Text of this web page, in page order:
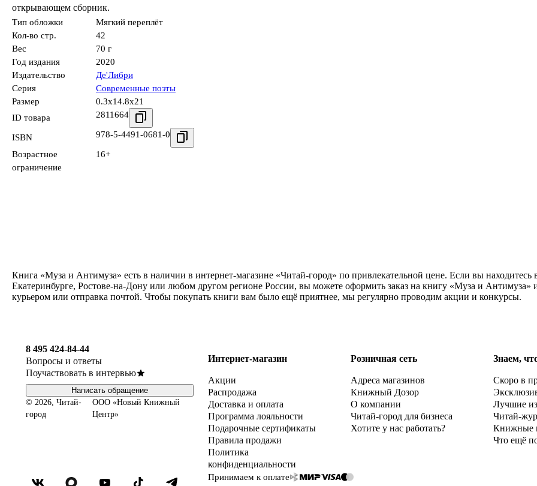
открывающем сборник.
Тип обложки
Мягкий переплёт
Кол-во стр.
42
Вес
70 г
Год издания
2020
Издательство
Де'Либри
Серия
Современные поэты
Размер
0.3x14.8x21
ID товара
2811664
ISBN 978-5-4491-0681-0
Возрастное
ограничение
16+
Книга «Муза и Антимуза» есть в наличии в интернет-магазине «Читай-город» по привлекательной цене. Если вы
Екатеринбурге, Ростове-на-Дону или любом другом регионе России, вы можете оформить заказ на книгу «Муза и Антимуза»
курьером или отправка почтой. Чтобы покупать книги вам было ещё приятнее, мы регулярно проводим акции и конкурсы.
8 495 424-84-44
Вопросы и ответы
Поучаствовать в интервью
Написать обращение
© 2026, Читай-
город
ООО «Новый Книжный
Центр»
Интернет-магазин
Акции
Распродажа
Доставка и оплата
Программа лояльности
Подарочные сертификаты
Правила продажи
Политика
конфиденциальности
Розничная сеть
Адреса магазинов
Книжный Дозор
О компании
Читай-город для бизнеса
Хотите у нас работать?
Знаем,
Скоро в
Лучшие
Читай-
Книжные
Что ещё
Принимаем к оплате